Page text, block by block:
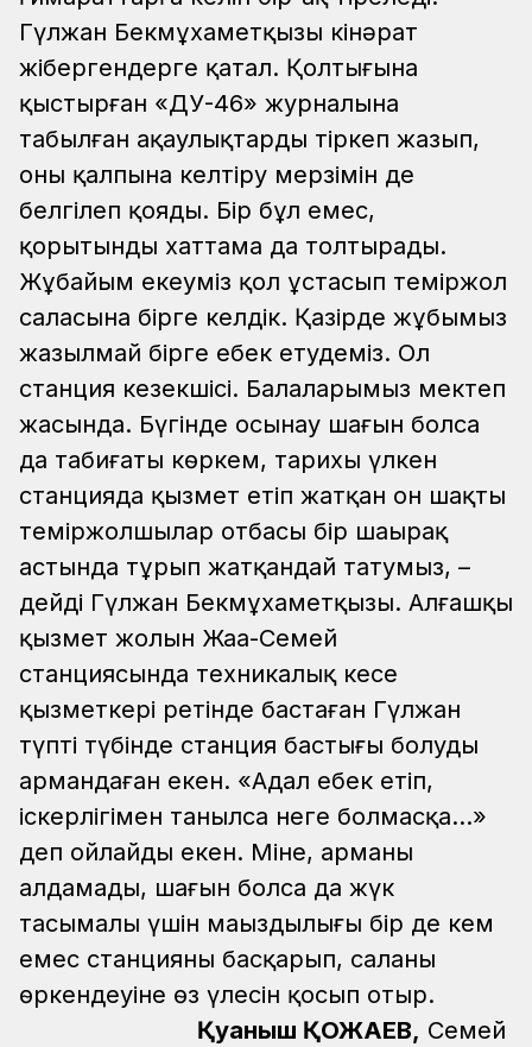
Гүлжан Бекмұхаметқызы кінәрат
жібергендерге қатал. Қолтығына
қыстырған «ДУ-46» журналына
табылған ақаулықтарды тіркеп жазып,
оны қалпына келтіру мерзімін де
белгілеп қояды. Бір бұл емес,
қорытынды хаттама да толтырады.
Жұбайым екеуміз қол ұстасып теміржол
саласына бірге келдік. Қазірде жұбымыз
жазылмай бірге еңбек етудеміз. Ол
станция кезекшісі. Балаларымыз мектеп
жасында. Бүгінде осынау шағын болса
да табиғаты көркем, тарихы үлкен
станцияда қызмет етіп жатқан он шақты
теміржолшылар отбасы бір шаңырақ
астында тұрып жатқандай татумыз, –
дейді Гүлжан Бекмұхаметқызы. Алғашқы
қызмет жолын Жаңа-Семей
станциясында техникалық кеңсе
қызметкері ретінде бастаған Гүлжан
түптің түбінде станция бастығы болуды
армандаған екен. «Адал еңбек етіп,
іскерлігіңмен танылсаң неге болмасқа...»
деп ойлайды екен. Міне, арманы
алдамады, шағын болса да жүк
тасымалы үшін маңыздылығы бір де кем
емес станцияны басқарып, саланың
өркендеуіне өз үлесін қосып отыр.
Қуаныш ҚОЖАЕВ, Семей